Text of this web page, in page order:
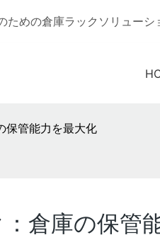
ための倉庫ラックソリュー
保管能力を最大化
倉庫の保管